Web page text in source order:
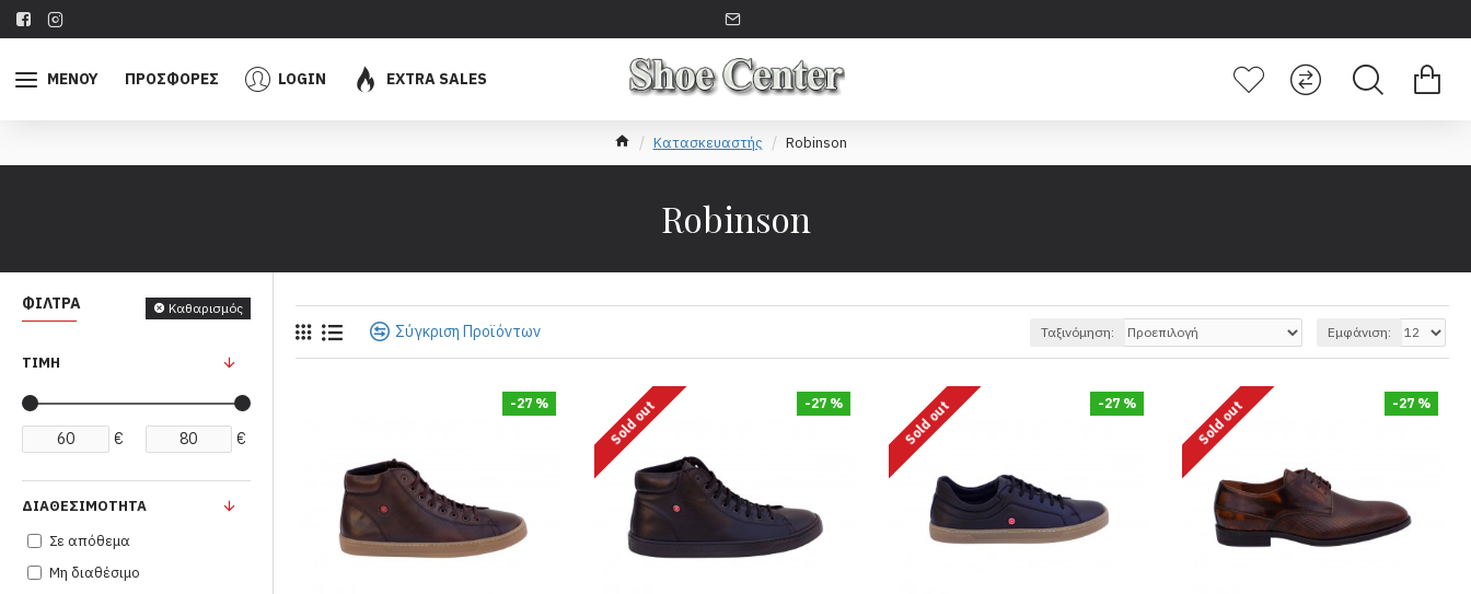
ΜΕΝΟΥ ΠΡΟΣΦΟΡΕΣ LOGIN EXTRA SALES
Κατασκευαστής Robinson
Robinson
ΦΊΛΤΡΑ Καθαρισμός
ΤΙΜΉ
€ €
ΔΙΑΘΕΣΙΜΌΤΗΤΑ
Σε απόθεμα
Μη διαθέσιμο
Σύγκριση Προϊόντων Ταξινόμηση: Εμφάνιση:
-27 % -27 %
Sold out -27 %
Sold out -27 %
Sold out